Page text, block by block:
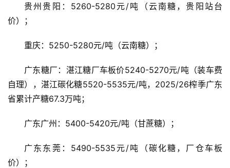
贵州贵阳：5260-5280元/吨（云南糖，贵阳站台
价）；
重庆：5250-5280元/吨（云南糖）；
广东糖厂：湛江糖厂车板价5240-5270元/吨（装车费
自理），湛江碳化糖5520-5535元/吨，2025/26榨季广东
省累计产糖67.3万吨；
广东广州：5400-5420元/吨（甘蔗糖）；
广东东莞：5490-5535元/吨（碳化糖，厂仓车板
价）；